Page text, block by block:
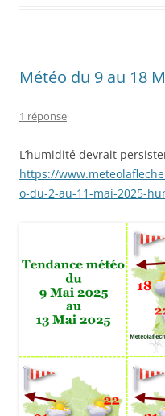
Météo du 9 au 18
1 réponse
L’humidité devrait
https://
o-du-2-au-11-mai-2025-